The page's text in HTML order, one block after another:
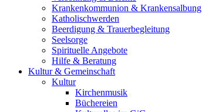
Krankenkommunion & Krankensalbung
Katholischwerden
Beerdigung & Trauerbegleitung
Seelsorge
Spirituelle Angebote
Hilfe & Beratung
Kultur & Gemeinschaft
Kultur
Kirchenmusik
Büchereien